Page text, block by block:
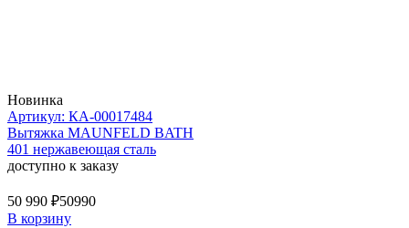
Новинка
Артикул: КА-00017484
Вытяжка MAUNFELD BATH
401 нержавеющая сталь
доступно к заказу
50 990 ₽50990
В корзину